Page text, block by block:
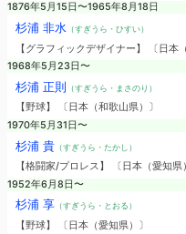
1876年5月15日〜1965年8月18日
杉浦 非水 （すぎうら・ひすい）
【グラフィックデザイナー】 〔日本
1968年5月23日〜
杉浦 正則 （すぎうら・まさのり）
【野球】 〔日本（和歌山県）〕
1970年5月31日〜
杉浦 貴（すぎうら・たかし）
【格闘家/プロレス】 〔日本（愛知県
1952年6月8日〜
杉浦 享（すぎうら・とおる）
【野球】 〔日本（愛知県）〕